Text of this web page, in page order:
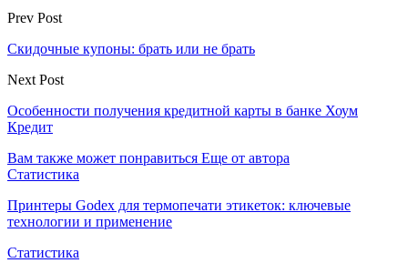
Prev Post
Скидочные купоны: брать или не брать
Next Post
Особенности получения кредитной карты в банке Хоум
Кредит
Вам также может понравиться Еще от автора
Статистика
Принтеры Godex для термопечати этикеток: ключевые
технологии и применение
Статистика